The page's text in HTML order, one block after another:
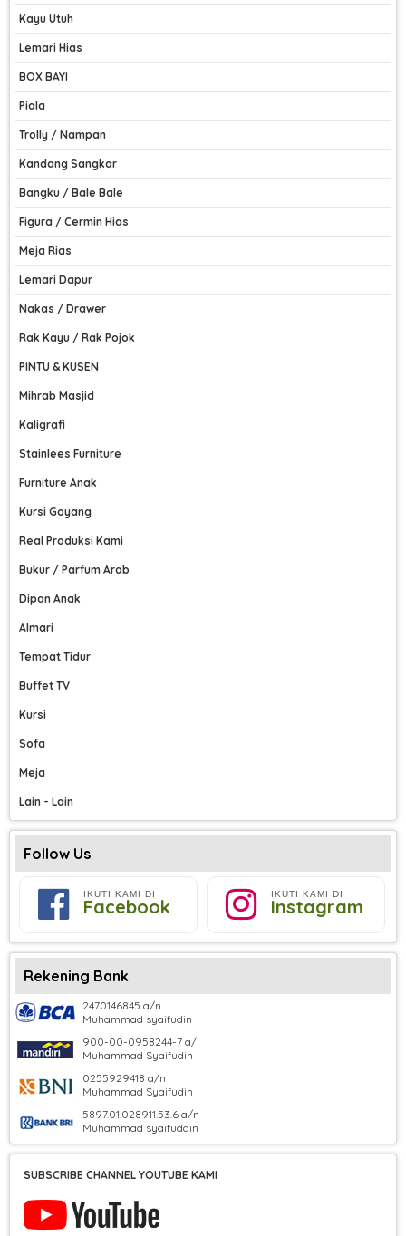
Kayu Utuh
Lemari Hias
BOX BAYI
Piala
Trolly / Nampan
Kandang Sangkar
Bangku / Bale Bale
Figura / Cermin Hias
Meja Rias
Lemari Dapur
Nakas / Drawer
Rak Kayu / Rak Pojok
PINTU & KUSEN
Mihrab Masjid
Kaligrafi
Stainlees Furniture
Furniture Anak
Kursi Goyang
Real Produksi Kami
Bukur / Parfum Arab
Dipan Anak
Almari
Tempat Tidur
Buffet TV
Kursi
Sofa
Meja
Lain - Lain
Follow Us
IKUTI KAMI DI
Facebook
IKUTI KAMI DI
Instagram
Rekening Bank
2470146845 a/n
Muhammad syaifudin
900-00-0958244-7 a/
Muhammad Syaifudin
0255929418 a/n
Muhammad Syaifudin
5897.01.028911.53.6 a/n
Muhammad syaifuddin
SUBSCRIBE CHANNEL YOUTUBE KAMI